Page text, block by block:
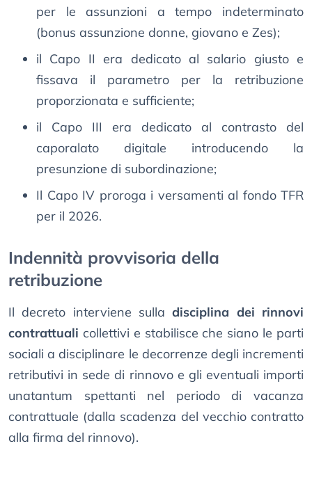
per le assunzioni a tempo indeterminato
(bonus assunzione donne, giovano e Zes);
il Capo II era dedicato al salario giusto e
fissava il parametro per la retribuzione
proporzionata e sufficiente;
il Capo III era dedicato al contrasto del
caporalato digitale introducendo la
presunzione di subordinazione;
Il Capo IV proroga i versamenti al fondo TFR
per il 2026.
Indennità provvisoria della
retribuzione
Il decreto interviene sulladisciplina dei rinnovi
contrattuali collettivi e stabilisce che siano le parti
sociali a disciplinare le decorrenze degli incrementi
retributivi in sede di rinnovo e gli eventuali importi
unatantum spettanti nel periodo di vacanza
contrattuale (dalla scadenza del vecchio contratto
alla firma del rinnovo).